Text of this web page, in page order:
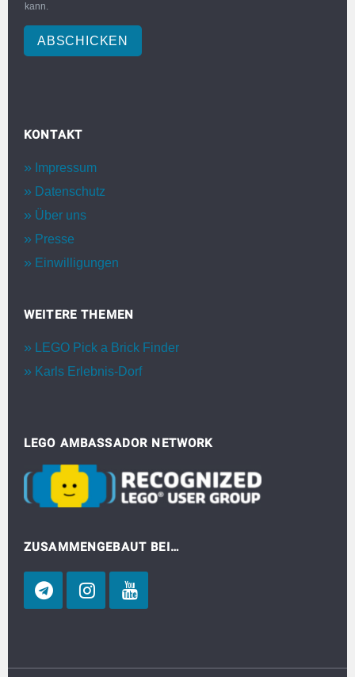
kann.
ABSCHICKEN
KONTAKT
Impressum
Datenschutz
Über uns
Presse
Einwilligungen
WEITERE THEMEN
LEGO Pick a Brick Finder
Karls Erlebnis-Dorf
LEGO AMBASSADOR NETWORK
ZUSAMMENGEBAUT BEI…